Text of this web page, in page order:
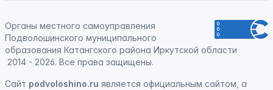
Органы местного самоуправления
Подволошинского муниципального
образования Катангского района Иркутской области
2014 - 2026. Все права защищены.
Сайт podvoloshino.ru является официальным сайтом, а